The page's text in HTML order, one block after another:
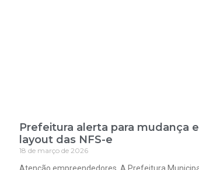
Prefeitura alerta para mudança
layout das NFS-e
18 de março de 2026